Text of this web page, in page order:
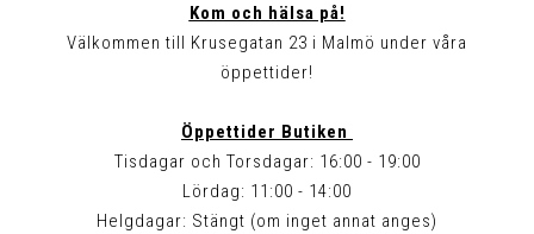
Kom och hälsa på!
Välkommen till Krusegatan 23 i Malmö under våra
öppettider!
Öppettider Butiken
Tisdagar och Torsdagar: 16:00 - 19:00
Lördag: 11:00 - 14:00
Helgdagar: Stängt (om inget annat anges)